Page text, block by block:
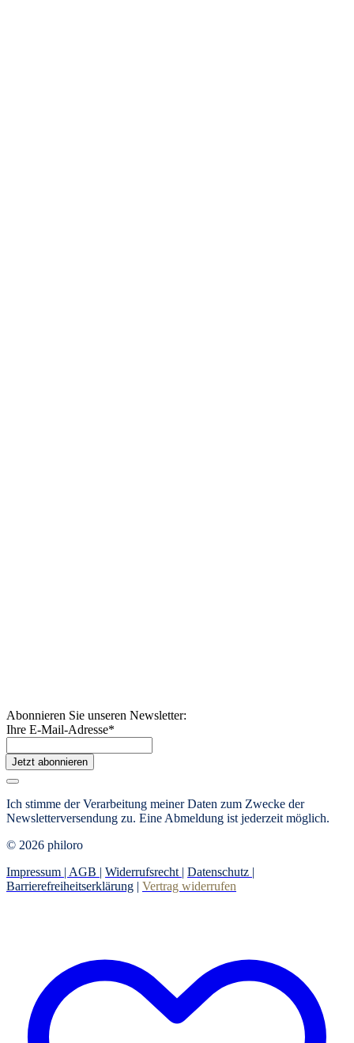
Abonnieren Sie unseren Newsletter:
Ihre E-Mail-Adresse*
Jetzt abonnieren
Ich stimme der Verarbeitung meiner Daten zum Zwecke der
Newsletterversendung zu. Eine Abmeldung ist jederzeit möglich.
© 2026 philoro
Impressum | AGB | Widerrufsrecht | Datenschutz |
Barrierefreiheitserklärung | Vertrag widerrufen